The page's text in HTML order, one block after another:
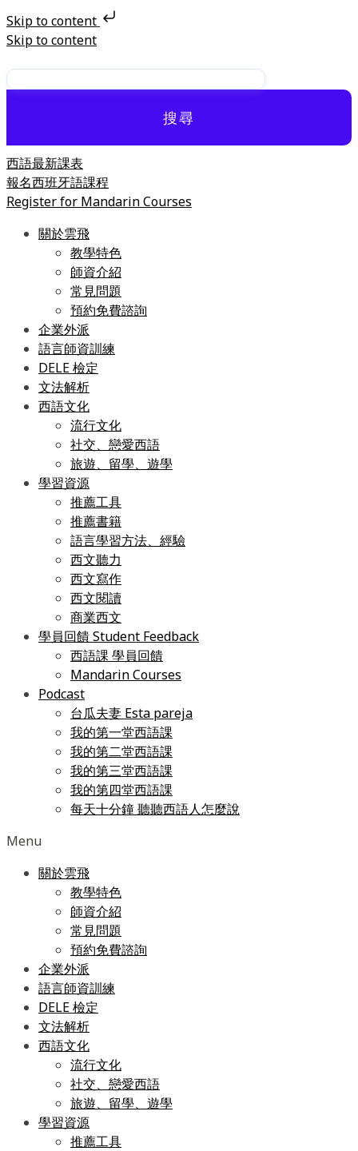
Skip to content
Skip to content
搜尋
西語最新課表
報名西班牙語課程
Register for Mandarin Courses
關於雲飛
教學特色
師資介紹
常見問題
預約免費諮詢
企業外派
語言師資訓練
DELE 檢定
文法解析
西語文化
流行文化
社交、戀愛西語
旅遊、留學、遊學
學習資源
推薦工具
推薦書籍
語言學習方法、經驗
西文聽力
西文寫作
西文閱讀
商業西文
學員回饋 Student Feedback
西語課 學員回饋
Mandarin Courses
Podcast
台瓜夫妻 Esta pareja
我的第一堂西語課
我的第二堂西語課
我的第三堂西語課
我的第四堂西語課
每天十分鐘 聽聽西語人怎麼說
Menu
關於雲飛
教學特色
師資介紹
常見問題
預約免費諮詢
企業外派
語言師資訓練
DELE 檢定
文法解析
西語文化
流行文化
社交、戀愛西語
旅遊、留學、遊學
學習資源
推薦工具